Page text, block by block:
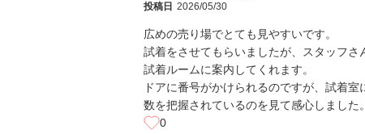
投稿日 2026/05/30
広めの売り場でとても見やすいです。
試着をさせてもらいましたが、スタッフ
試着ルームに案内してくれます。
ドアに番号がかけられるのですが、試着
数を把握されているのを見て感心しました。
0